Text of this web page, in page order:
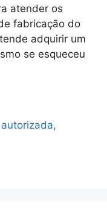
atender os
fabricação do
adquirir um
se esqueceu
autorizada,